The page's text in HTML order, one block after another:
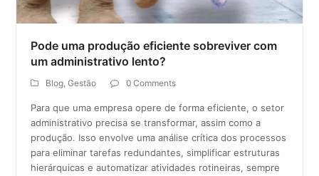
Pode uma produção eficiente sobreviver com
um administrativo lento?
Blog,Gestão 0 Comments
Para que uma empresa opere de forma eficiente, o setor
administrativo precisa se transformar, assim como a
produção. Isso envolve uma análise crítica dos processos
para eliminar tarefas redundantes, simplificar estruturas
hierárquicas e automatizar atividades rotineiras, sempre